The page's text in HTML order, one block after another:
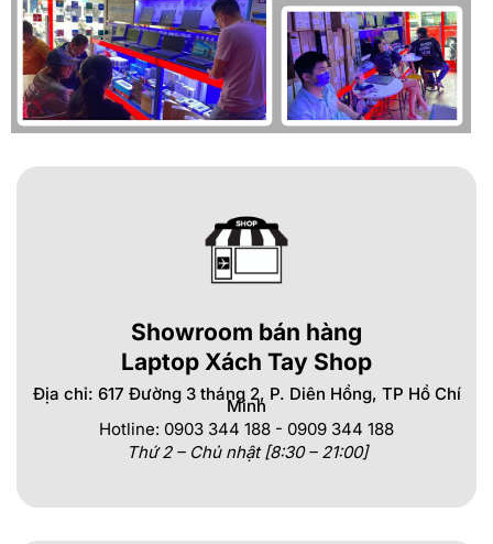
Showroom bán hàng
Laptop Xách Tay Shop
Địa chỉ: 617 Đường 3 tháng 2, P. Diên Hồng, TP Hồ Chí
Minh
Hotline: 0903 344 188 - 0909 344 188
Thứ 2 – Chủ nhật [8:30 – 21:00]